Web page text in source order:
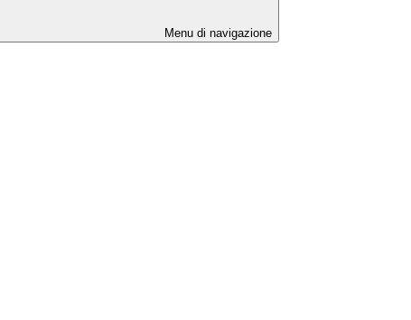
Menu di navigazione